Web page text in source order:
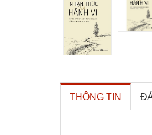
THÔNG TIN